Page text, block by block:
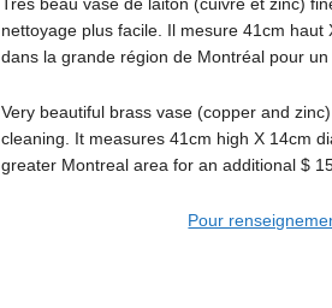
nettoyage plus facile. Il mesure 41cm
dans la grande région de Montréal pour un
Very beautiful brass vase (copper and
cleaning. It measures 41cm high X 14cm
greater Montreal area for an additional $
Pour